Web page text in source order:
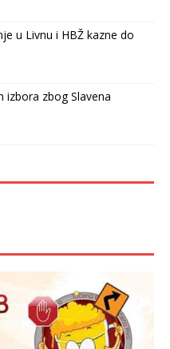
u Livnu i HBŽ kazne do
izbora zbog Slavena